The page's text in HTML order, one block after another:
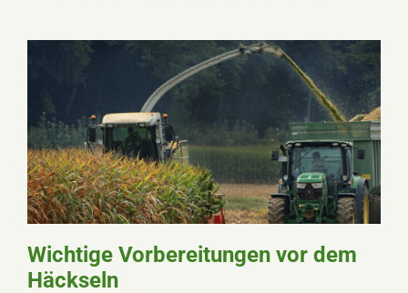
Wichtige Vorbereitungen vor dem
Häckseln